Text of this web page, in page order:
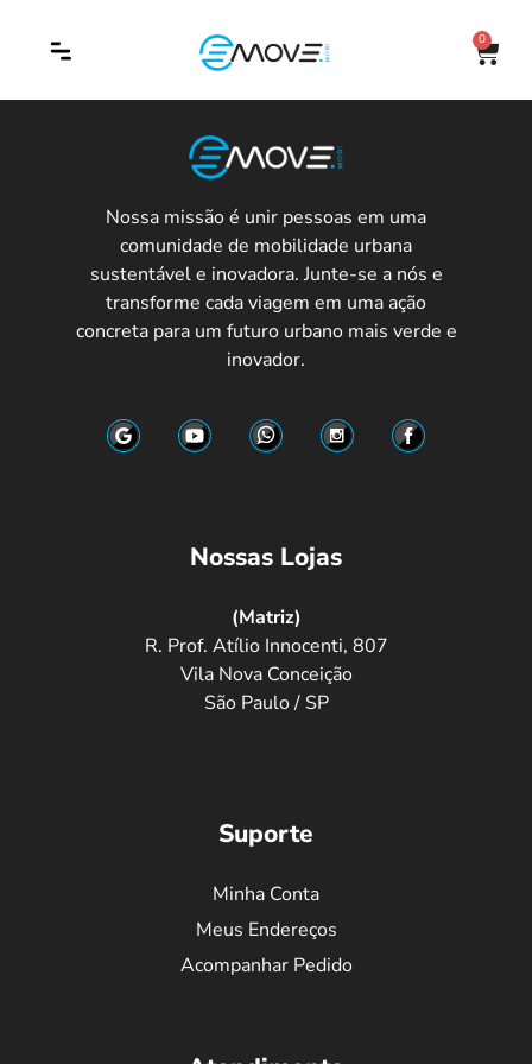
0
Nossa missão é unir pessoas em uma
comunidade de mobilidade urbana
sustentável e inovadora. Junte-se a nós e
transforme cada viagem em uma ação
concreta para um futuro urbano mais verde e
inovador.
Nossas Lojas
(Matriz)
R. Prof. Atílio Innocenti, 807
Vila Nova Conceição
São Paulo / SP
Suporte
Minha Conta
Meus Endereços
Acompanhar Pedido